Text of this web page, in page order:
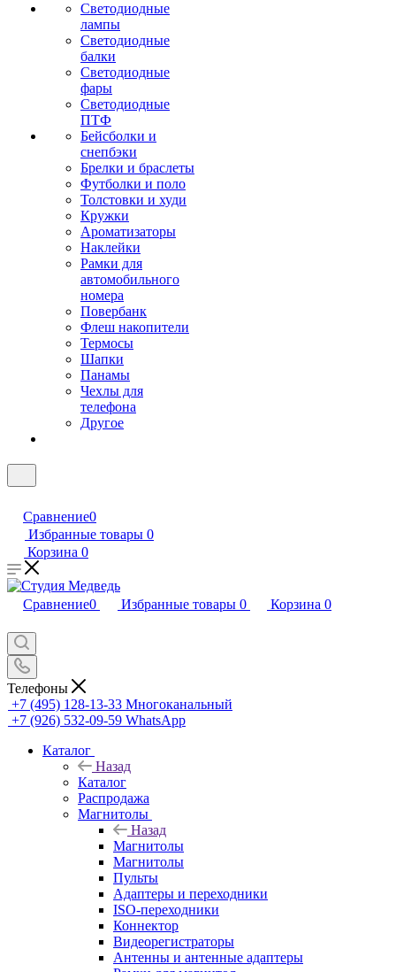
Светодиодные
лампы
Светодиодные
балки
Светодиодные
фары
Светодиодные
ПТФ
Бейсболки и
снепбэки
Брелки и браслеты
Футболки и поло
Толстовки и худи
Кружки
Ароматизаторы
Наклейки
Рамки для
автомобильного
номера
Повербанк
Флеш накопители
Термосы
Шапки
Панамы
Чехлы для
телефона
Другое
Сравнение0
Избранные товары 0
Корзина 0
Сравнение0 Избранные товары 0 Корзина 0
Телефоны
+7 (495) 128-13-33 Многоканальный
+7 (926) 532-09-59 WhatsApp
Каталог
Назад
Каталог
Распродажа
Магнитолы
Назад
Магнитолы
Магнитолы
Пульты
Адаптеры и переходники
ISO-переходники
Коннектор
Видеорегистраторы
Антенны и антенные адаптеры